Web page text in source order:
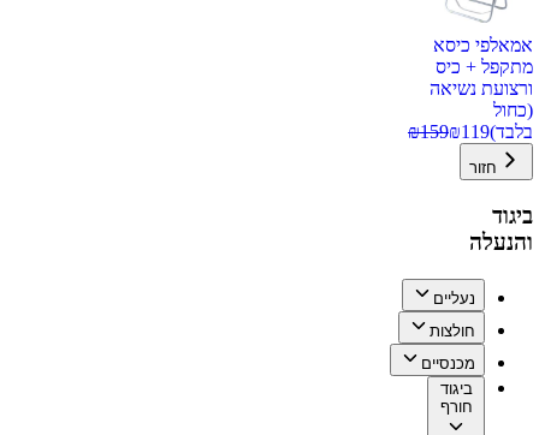
אמאלפי כיסא
מתקפל + כיס
ורצועת נשיאה
(כחול
בלבד)
₪119
₪159
חזור
ביגוד
והנעלה
נעליים
חולצות
מכנסיים
ביגוד
חורף